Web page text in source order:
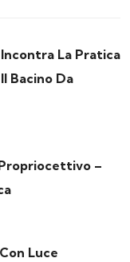
La Pratica
Bacino Da
–
Luce